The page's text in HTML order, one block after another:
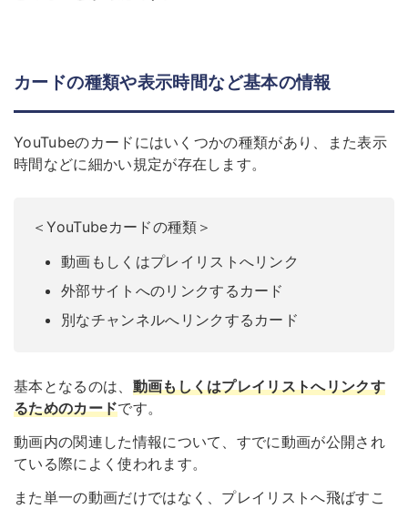
カードの種類や表示時間など基本の情報
YouTubeのカードにはいくつかの種類があり、また表示
時間などに細かい規定が存在します。
＜YouTubeカードの種類＞
動画もしくはプレイリストへリンク
外部サイトへのリンクするカード
別なチャンネルへリンクするカード
基本となるのは、 動画もしくはプレイリストへリンクす
るためのカードです。
動画内の関連した情報について、すでに動画が公開され
ている際によく使われます。
また単一の動画だけではなく、プレイリストへ飛ばすこ